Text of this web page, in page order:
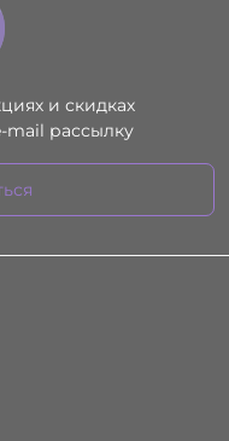
и скидках
рассылку